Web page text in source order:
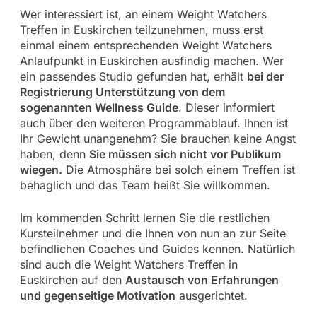
Wer interessiert ist, an einem Weight Watchers
Treffen in Euskirchen teilzunehmen, muss erst
einmal einem entsprechenden Weight Watchers
Anlaufpunkt in Euskirchen ausfindig machen. Wer
ein passendes Studio gefunden hat, erhält bei der
Registrierung Unterstützung von dem
sogenannten Wellness Guide. Dieser informiert
auch über den weiteren Programmablauf. Ihnen ist
Ihr Gewicht unangenehm? Sie brauchen keine Angst
haben, denn Sie müssen sich nicht vor Publikum
wiegen. Die Atmosphäre bei solch einem Treffen ist
behaglich und das Team heißt Sie willkommen.
Im kommenden Schritt lernen Sie die restlichen
Kursteilnehmer und die Ihnen von nun an zur Seite
befindlichen Coaches und Guides kennen. Natürlich
sind auch die Weight Watchers Treffen in
Euskirchen auf den Austausch von Erfahrungen
und gegenseitige Motivation ausgerichtet.